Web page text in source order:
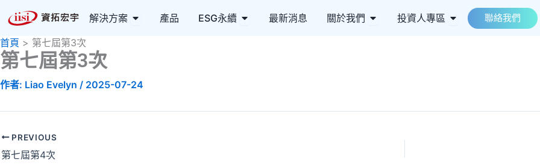
至
主
要
內
容
解決方案 Open 解決方案
產品 ESG永續 Open ESG永續
最新消息 關於我們 Open 關於我們
投資人專區 Open 投資人專區
聯絡我們
首頁 第七屆第3次
第七屆第3次
作者: Liao Evelyn / 2025-07-24
PREVIOUS
第七屆第4次